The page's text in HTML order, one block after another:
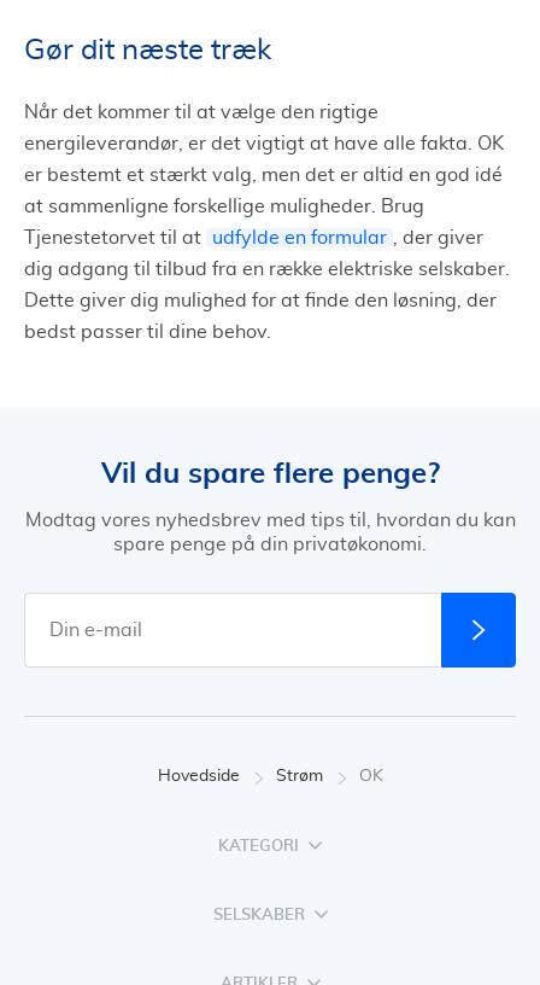
Gør dit næste træk
Når det kommer til at vælge den rigtige
energileverandør, er det vigtigt at have alle fakta. OK
er bestemt et stærkt valg, men det er altid en god idé
at sammenligne forskellige muligheder. Brug
Tjenestetorvet til at
udfylde en formular
, der giver
dig adgang til tilbud fra en række elektriske selskaber.
Dette giver dig mulighed for at finde den løsning, der
bedst passer til dine behov.
Vil du spare flere penge?
Modtag vores nyhedsbrev med tips til, hvordan du kan
spare penge på din privatøkonomi.
Hovedside Strøm OK
KATEGORI
SELSKABER